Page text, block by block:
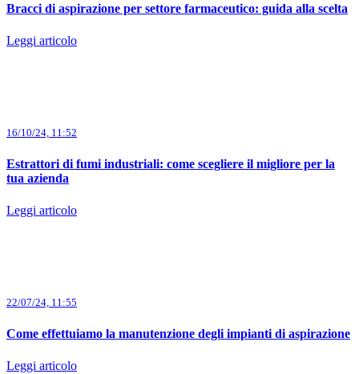
Bracci di aspirazione per settore farmaceutico: guida alla scelta
Leggi articolo
16/10/24, 11:52
Estrattori di fumi industriali: come scegliere il migliore per la
tua azienda
Leggi articolo
22/07/24, 11:55
Come effettuiamo la manutenzione degli impianti di aspirazione
Leggi articolo